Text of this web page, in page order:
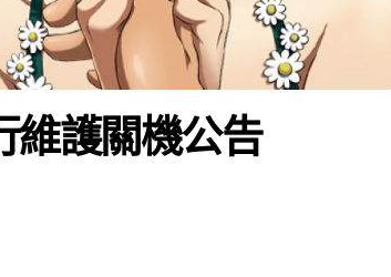
維護關機公告